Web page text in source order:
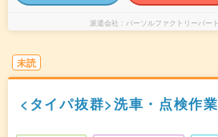
派遣会社 パーソルファクトリーパー
未読
<タイパ抜群>洗車・点検作